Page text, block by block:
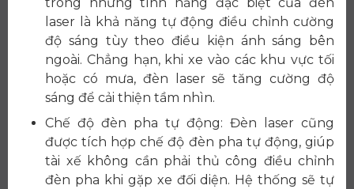
laser là khả năng tự động điều chỉnh cường
độ sáng tùy theo điều kiện ánh sáng bên
ngoài. Chẳng hạn, khi xe vào các khu vực tối
hoặc có mưa, đèn laser sẽ tăng cường độ
sáng để cải thiện tầm nhìn.
Chế độ đèn pha tự động: Đèn laser cũng
được tích hợp chế độ đèn pha tự động, giúp
tài xế không cần phải thủ công điều chỉnh
đèn pha khi gặp xe đối diện. Hệ thống sẽ tự